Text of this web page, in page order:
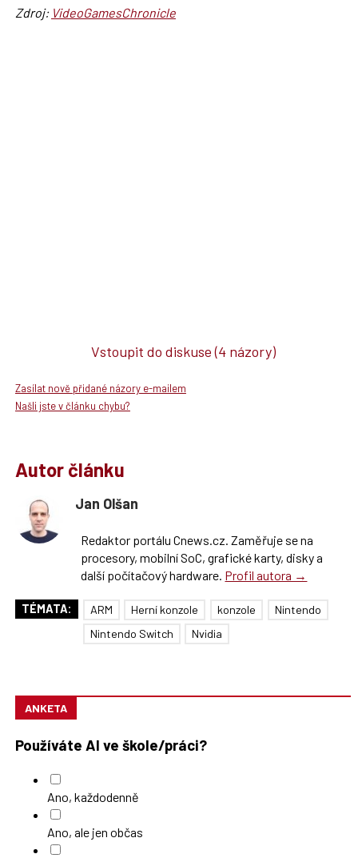
Zdroj: VideoGamesChronicle
Vstoupit do diskuse(4 názory)
Zasílat nově přidané názory e-mailem
Našli jste v článku chybu?
Autor článku
Jan Olšan
Redaktor portálu Cnews.cz. Zaměřuje se na
procesory, mobilní SoC, grafické karty, disky a
další počítačový hardware. Profil autora →
TÉMATA: ARM Herní konzole konzole
Nintendo
Nintendo Switch
Nvidia
ANKETA
Používáte AI ve škole/práci?
Ano, každodenně
Ano, ale jen občas